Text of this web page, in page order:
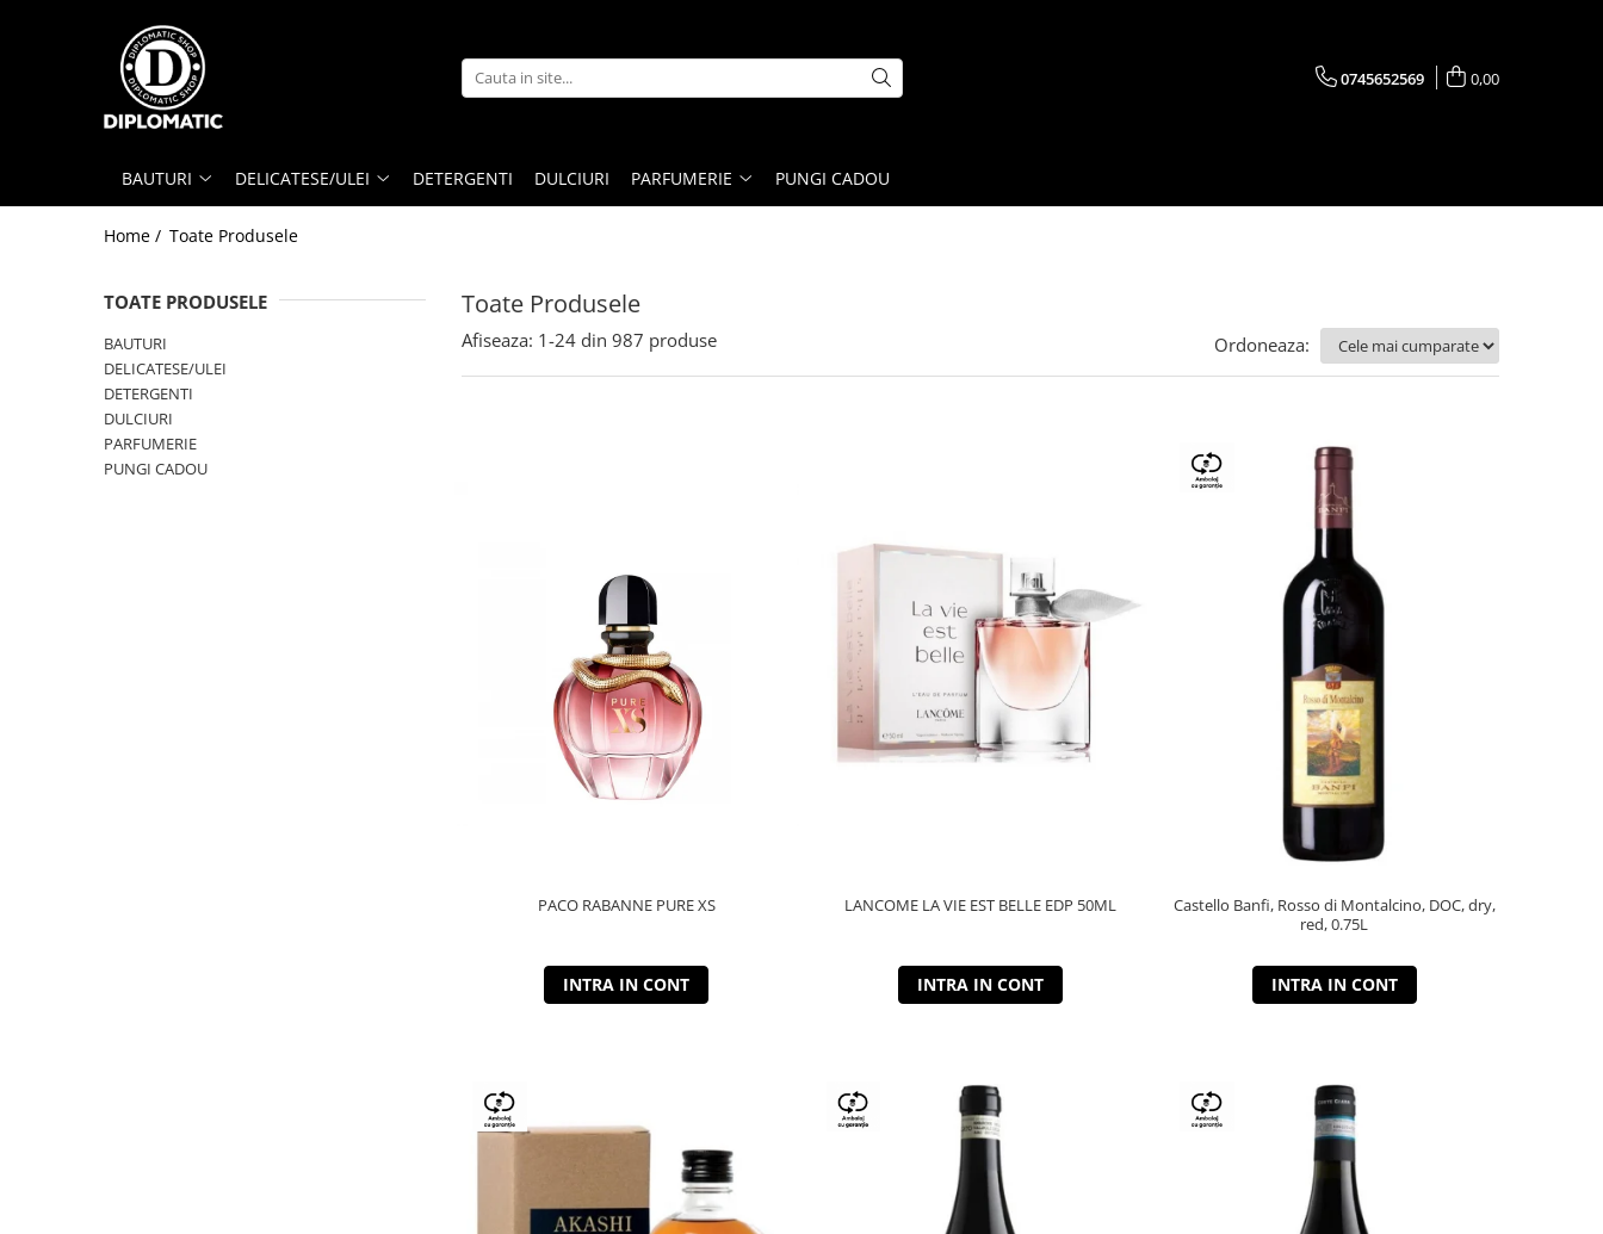
DELICATESE/ULEI
PARFUMERIE
DEODORANTE
0745652569 0,00
BAUTURI DELICATESE/ULEI DETERGENTI DULCIURI PARFUMERIE PUNGI CADOU
Home / Toate Produsele
Toate Produsele
TOATE PRODUSELE
BAUTURI
DELICATESE/ULEI
DETERGENTI
DULCIURI
PARFUMERIE
PUNGI CADOU
Afiseaza: 1-24 din 987 produse Ordoneaza:
PACO RABANNE PURE XS
INTRA IN CONT
LANCOME LA VIE EST BELLE EDP 50ML
INTRA IN CONT
Castello Banfi, Rosso di Montalcino, DOC, dry,
red, 0.75L
INTRA IN CONT